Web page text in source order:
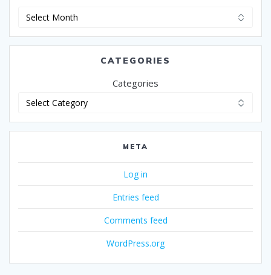
Archives
CATEGORIES
Categories
META
Log in
Entries feed
Comments feed
WordPress.org